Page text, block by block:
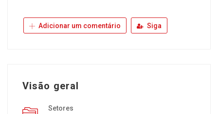
Adicionar um comentário Siga
Visão geral
Setores